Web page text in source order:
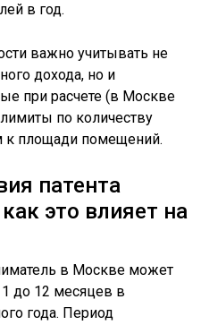
в год.
важно учитывать не
дохода, но и
при расчете (в Москве
по количеству
к площади помещений.
патента
это влияет на
в Москве может
1 до 12 месяцев в
года. Период